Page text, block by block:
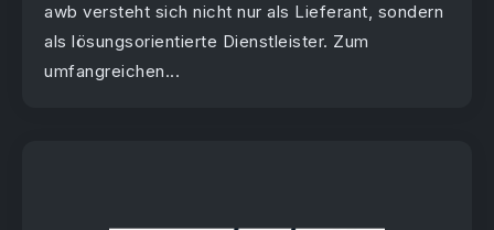
awb versteht sich nicht nur als Lieferant, sondern
als lösungsorientierte Dienstleister. Zum
umfangreichen...